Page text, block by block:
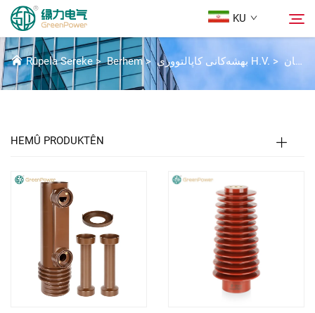
KU
Berhem
Çareserî
Daxistin
Li Ser Nivîsain
PÊKHATEYÊN ÎZOLASYONÊ
Rûpela Sereke>Berhem> بهشەکانی کاپالتووری H.V.> کۆمپۆنەنتە تەنهاوەرەکان
HEMÛ PRODUKTÊN